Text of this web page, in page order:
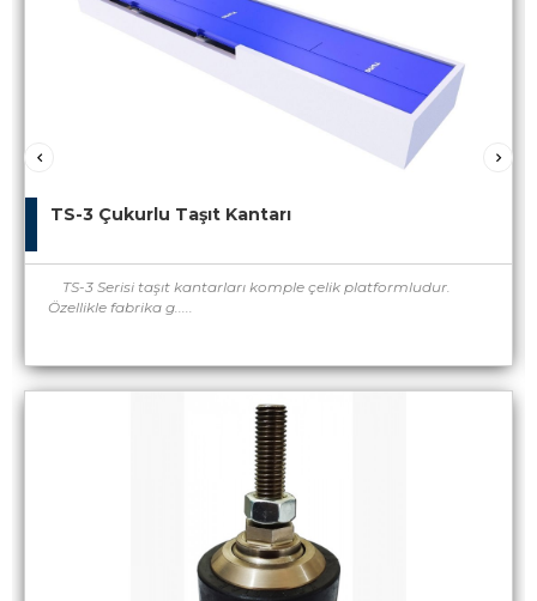
TS-3 Çukurlu Taşıt Kantarı
TS-3 Serisi taşıt kantarları komple çelik platformludur.
Özellikle fabrika g.....